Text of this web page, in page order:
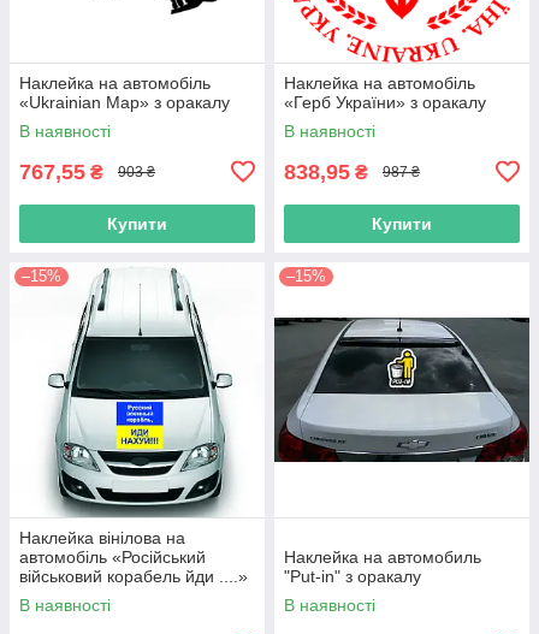
Наклейка на автомобіль
«Ukrainian Map» з оракалу
В наявності
767,55 ₴ 903 ₴
Купити
Наклейка на автомобіль
«Герб України» з оракалу
В наявності
838,95 ₴ 987 ₴
Купити
–15%
Наклейка вінілова на
автомобіль «Російський
військовий корабель йди ....»
з оракалу
В наявності
–15%
Наклейка на автомобиль
"Put-in" з оракалу
В наявності